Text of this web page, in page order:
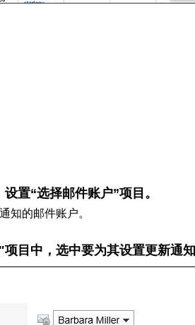
置“选择邮件账户”项目。
知的邮件账户。
目中，选中要为其设置更新通知